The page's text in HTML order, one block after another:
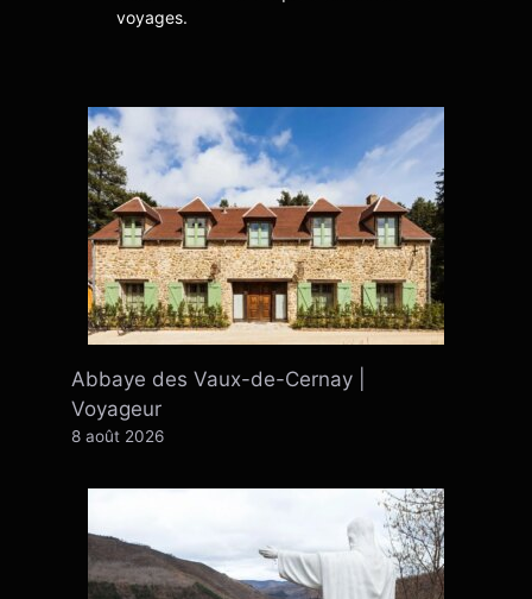
voyages.
Abbaye des Vaux-de-Cernay |
Voyageur
8 août 2026